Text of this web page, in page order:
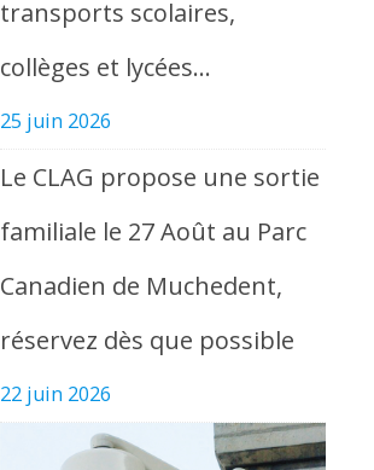
transports scolaires,
collèges et lycées…
25 juin 2026
Le CLAG propose une sortie
familiale le 27 Août au Parc
Canadien de Muchedent,
réservez dès que possible
22 juin 2026